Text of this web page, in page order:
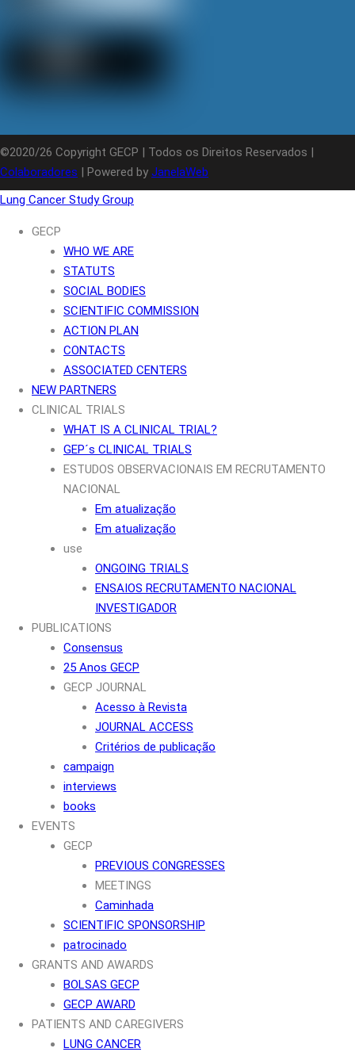
©2020/26 Copyright GECP | Todos os Direitos Reservados |
Colaboradores | Powered by JanelaWeb
Lung Cancer Study Group
GECP
WHO WE ARE
STATUTS
SOCIAL BODIES
SCIENTIFIC COMMISSION
ACTION PLAN
CONTACTS
ASSOCIATED CENTERS
NEW PARTNERS
CLINICAL TRIALS
WHAT IS A CLINICAL TRIAL?
GEP´s CLINICAL TRIALS
ESTUDOS OBSERVACIONAIS EM RECRUTAMENTO
NACIONAL
Em atualização
Em atualização
use
ONGOING TRIALS
ENSAIOS RECRUTAMENTO NACIONAL
INVESTIGADOR
PUBLICATIONS
Consensus
25 Anos GECP
GECP JOURNAL
Acesso à Revista
JOURNAL ACCESS
Critérios de publicação
campaign
interviews
books
EVENTS
GECP
PREVIOUS CONGRESSES
MEETINGS
Caminhada
SCIENTIFIC SPONSORSHIP
patrocinado
GRANTS AND AWARDS
BOLSAS GECP
GECP AWARD
PATIENTS AND CAREGIVERS
LUNG CANCER